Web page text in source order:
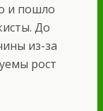
и пошло
До
из-за
рост